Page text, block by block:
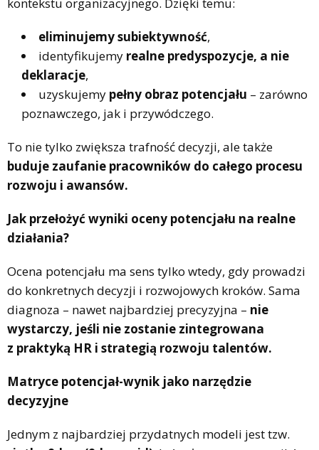
eliminujemy subiektywność,
identyfikujemy realne predyspozycje, a nie
deklaracje,
uzyskujemy pełny obraz potencjału – zarówno
poznawczego, jak i przywódczego.
To nie tylko zwiększa trafność decyzji, ale także
buduje zaufanie pracowników do całego procesu
rozwoju i awansów.
Jak przełożyć wyniki oceny potencjału na realne
działania?
Ocena potencjału ma sens tylko wtedy, gdy prowadzi
do konkretnych decyzji i rozwojowych kroków. Sama
diagnoza – nawet najbardziej precyzyjna – nie
wystarczy, jeśli nie zostanie zintegrowana
z praktyką HR i strategią rozwoju talentów.
Matryce potencjał-wynik jako narzędzie
decyzyjne
Jednym z najbardziej przydatnych modeli jest tzw.